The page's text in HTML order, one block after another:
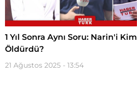
1 Yıl Sonra Aynı Soru: Narin'i Kim
Öldürdü?
21 Ağustos 2025 - 13:54